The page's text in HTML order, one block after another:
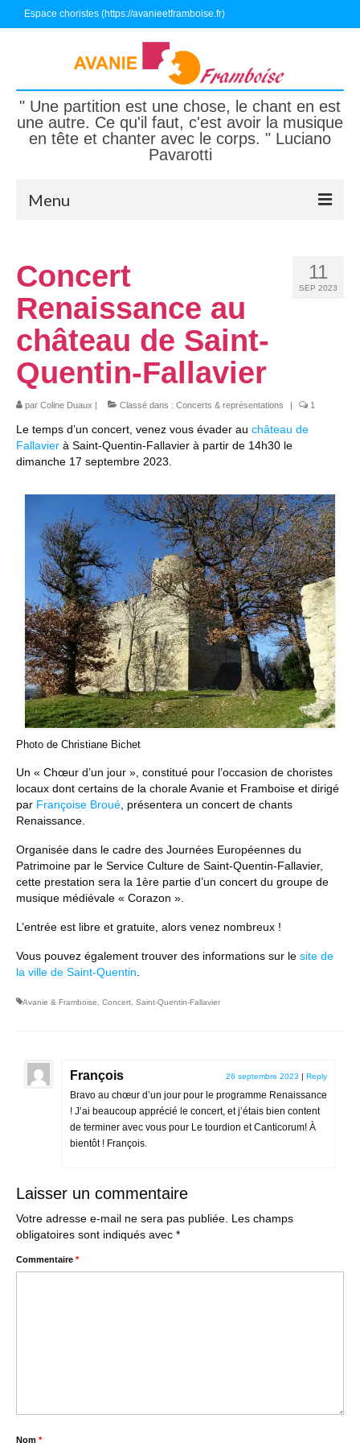
Espace choristes (https://avanieetframboise.fr)
" Une partition est une chose, le chant en est
une autre. Ce qu'il faut, c'est avoir la musique
en tête et chanter avec le corps. " Luciano
Pavarotti
Menu
Nous connaître
Nous écouter, nous suivre
Nous rejoindre
Nous contacter
11
SEP 2023
Concert
Renaissance au
château de Saint-
Quentin-Fallavier
par Coline Duaux Classé dans : Concerts & représentations 1
Le temps d’un concert, venez vous évader au château de
Fallavier à Saint-Quentin-Fallavier à partir de 14h30 le
dimanche 17 septembre 2023.
Photo de Christiane Bichet
Un « Chœur d’un jour », constitué pour l’occasion de choristes
locaux dont certains de la chorale Avanie et Framboise et dirigé
par Françoise Broué , présentera un concert de chants
Renaissance.
Organisée dans le cadre des Journées Européennes du
Patrimoine par le Service Culture de Saint-Quentin-Fallavier,
cette prestation sera la 1ère partie d’un concert du groupe de
musique médiévale « Corazon ».
L’entrée est libre et gratuite, alors venez nombreux !
Vous pouvez également trouver des informations sur le site de
la ville de Saint-Quentin
Avanie & Framboise Concert Saint-Quentin-Fallavier
François 26 septembre 2023 | Reply
Bravo au chœur d’un jour pour le programme Renaissance
! J’ai beaucoup apprécié le concert, et j’étais bien content
de terminer avec vous pour Le tourdion et Canticorum! À
bientôt ! François.
Laisser un commentaire
Votre adresse e-mail ne sera pas publiée. Les champs
obligatoires sont indiqués avec *
Commentaire *
Nom *